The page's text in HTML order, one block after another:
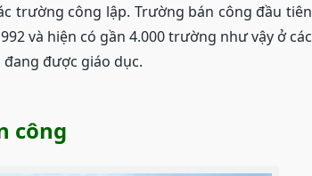
trường công lập. Trường bán công đầu tiên
và hiện có gần 4.000 trường như vậy ở các
được giáo dục.
công